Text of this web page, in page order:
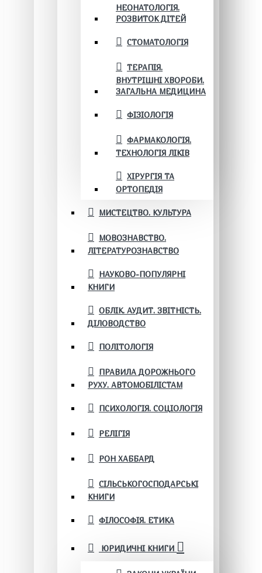
НЕОНАТОЛОГІЯ.
РОЗВИТОК ДІТЕЙ
СТОМАТОЛОГІЯ
ТЕРАПІЯ.
ВНУТРІШНІ ХВОРОБИ.
ЗАГАЛЬНА МЕДИЦИНА
ФІЗІОЛОГІЯ
ФАРМАКОЛОГІЯ.
ТЕХНОЛОГІЯ ЛІКІВ
ХІРУРГІЯ ТА
ОРТОПЕДІЯ
МИСТЕЦТВО. КУЛЬТУРА
МОВОЗНАВСТВО.
ЛІТЕРАТУРОЗНАВСТВО
НАУКОВО-ПОПУЛЯРНІ
КНИГИ
ОБЛІК. АУДИТ. ЗВІТНІСТЬ.
ДІЛОВОДСТВО
ПОЛІТОЛОГІЯ
ПРАВИЛА ДОРОЖНЬОГО
РУХУ. АВТОМОБІЛІСТАМ
ПСИХОЛОГІЯ. СОЦІОЛОГІЯ
РЕЛІГІЯ
РОН ХАББАРД
СІЛЬСЬКОГОСПОДАРСЬКІ
КНИГИ
ФІЛОСОФІЯ. ЕТИКА
ЮРИДИЧНІ КНИГИ